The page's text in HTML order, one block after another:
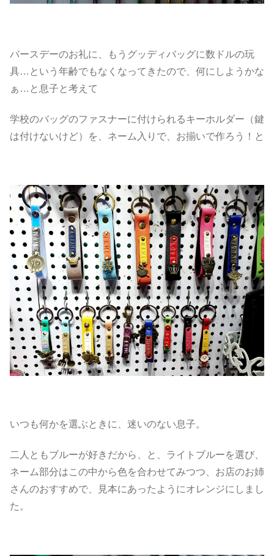
バースデーのお礼に、もうグッディバッグに数ドルの玩
具…という年齢でもなくなってきたので、何にしようかな
ぁ…と息子と考えて
学校のバッグのファスナーに付けられるキーホルダー（鍵
は付けないけど）を、ネーム入りで、お揃いで作ろう！と
いつも何かを選ぶときに、迷いのない息子。
二人ともブルーが好きだから、と、ライトブルーを選び、
ネーム部分はこの中から色を合わせてみつつ、お店のお姉
さんのおすすめで、見本にあったようにオレンジにしまし
た。